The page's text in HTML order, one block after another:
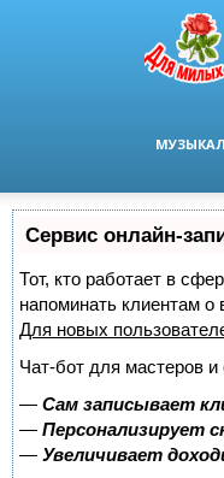
Сервис онлайн-
Тот, кто работает в
напоминать клиентам
Для новых
Чат-бот для мастеров
— Сам записывает
— Персонализирует
— Увеличивает